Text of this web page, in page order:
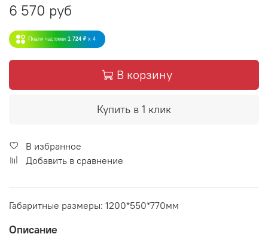
6 570 руб
Плати частями 1 724 ₽ x 4
В корзину
Купить в 1 клик
В избранное
Добавить в сравнение
Габаритные размеры: 1200*550*770мм
Описание